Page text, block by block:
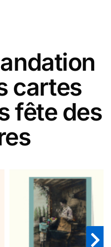
cartes
fête des